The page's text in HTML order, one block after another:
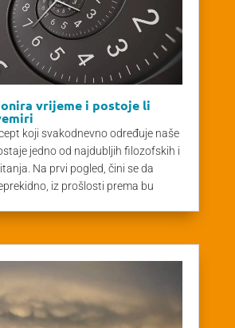
vrijeme i postoje li
koji svakodnevno određuje naše
jedno od najdubljih filozofskih i
Na prvi pogled, čini se da
iz prošlosti prema bu